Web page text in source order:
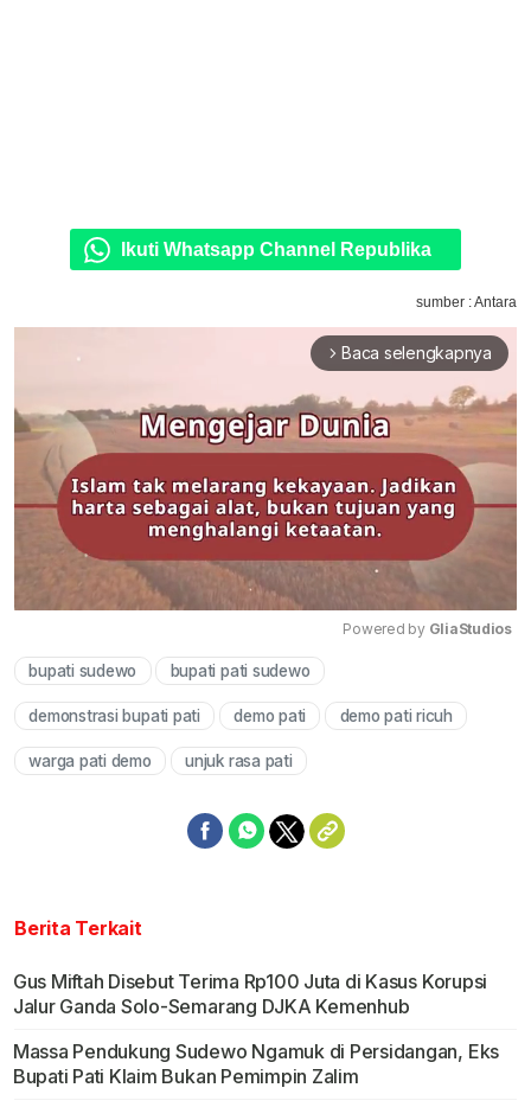
Ikuti Whatsapp Channel Republika
sumber : Antara
arrow_forward_ios Baca selengkapnya
Powered by GliaStudios
bupati sudewo bupati pati sudewo
demonstrasi bupati pati demo pati demo pati ricuh
warga pati demo unjuk rasa pati
Berita Terkait
Gus Miftah Disebut Terima Rp100 Juta di Kasus Korupsi
Jalur Ganda Solo-Semarang DJKA Kemenhub
Massa Pendukung Sudewo Ngamuk di Persidangan, Eks
Bupati Pati Klaim Bukan Pemimpin Zalim